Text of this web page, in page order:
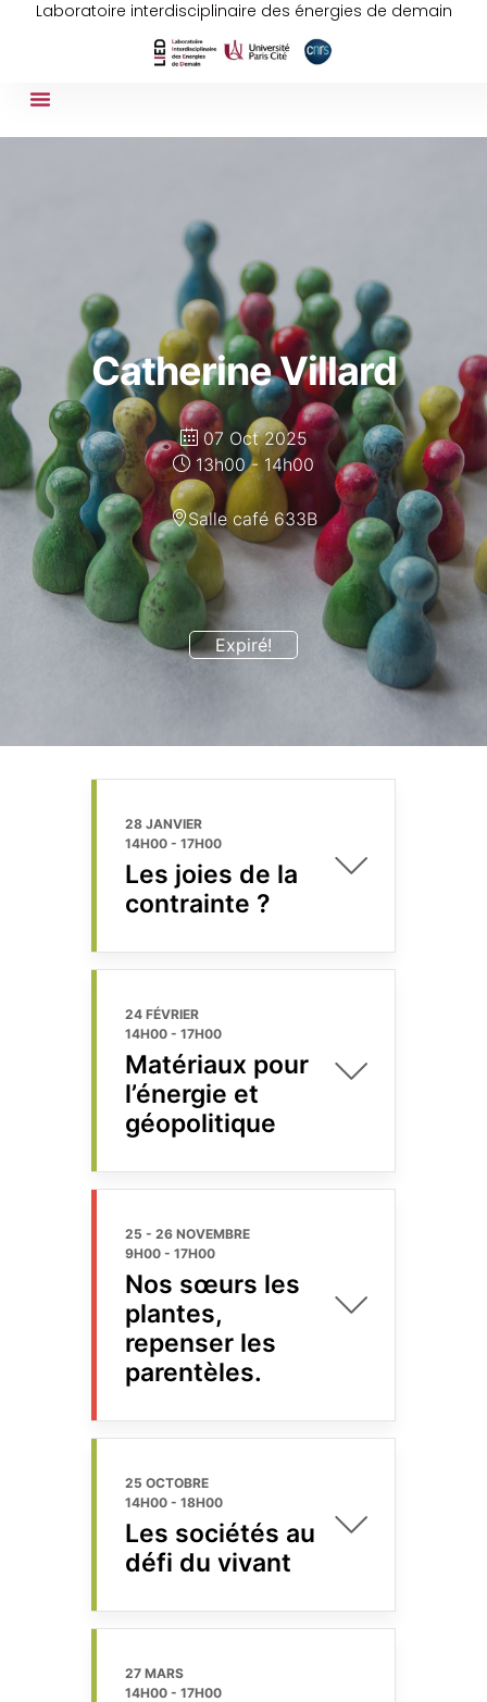
Laboratoire interdisciplinaire des énergies de demain
Catherine Villard
07 Oct 2025
Expiré!
13h00 - 14h00
Salle café 633B
28 JANVIER
14H00 - 17H00
Les joies de la
contrainte ?
24 FÉVRIER
14H00 - 17H00
Matériaux pour
l’énergie et
géopolitique
25 - 26 NOVEMBRE
9H00 - 17H00
Nos sœurs les
plantes,
repenser les
parentèles.
25 OCTOBRE
14H00 - 18H00
Les sociétés au
défi du vivant
27 MARS
14H00 - 17H00